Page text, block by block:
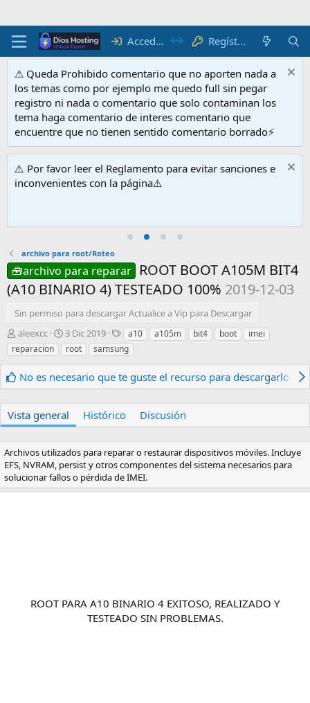
Acceder Regístrate
⚠ Queda Prohibido comentario que no aporten nada a
los temas como por ejemplo me quedo full sin pegar
registro ni nada o comentario que solo contaminan los
tema haga comentario de interes comentario que
encuentre que no tienen sentido comentario borrado⚡
⚠️ Por favor leer el Reglamento para evitar sanciones e
inconvenientes con la página⚠️
archivo para root/Roteo
🧰archivo para reparar
ROOT BOOT A105M BIT4
(A10 BINARIO 4) TESTEADO 100% 2019-12-03
Sin permiso para descargar Actualice a Vip para Descargar
A
u
t
r
aleexcc
F
e
c
a
c
a
c
i
ó
3 Dic 2019
E
t
i
u
a
a10 a105m bit4 boot
imei
reparacion
root samsung
No es necesario que te guste el recurso para descargarlo.
Vista general Histórico Discusión
Archivos utilizados para reparar o restaurar dispositivos móviles. Incluye
EFS, NVRAM, persist y otros componentes del sistema necesarios para
solucionar fallos o pérdida de IMEI.
ROOT PARA A10 BINARIO 4 EXITOSO, REALIZADO Y
TESTEADO SIN PROBLEMAS.​